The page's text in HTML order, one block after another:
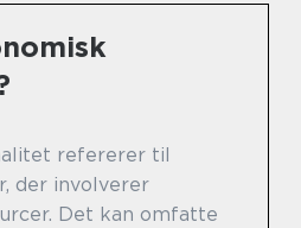
refererer til
der involverer
Det kan omfatte